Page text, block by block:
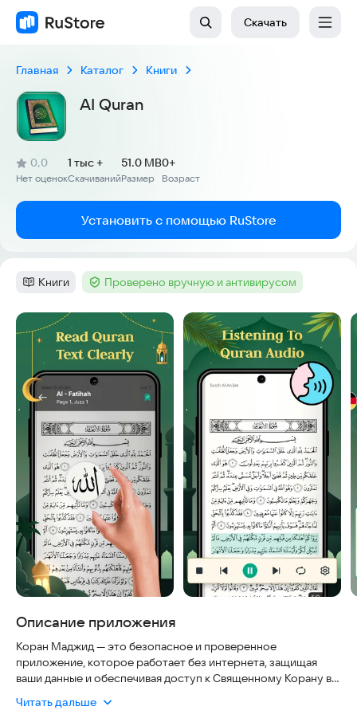
Скачать
Главная Каталог Книги
AI Quran
Рейтинг:
0,0
(
Нет оценок
)
Скачиваний
1 тыс +
Размер
51.0 MB
Возраст
0+
Установить с помощью RuStore
Категория
Книги Тег :Проверено вручную и антивирусом
Скриншоты
Описание приложения
Коран Маджид — это безопасное и проверенное
приложение, которое работает без интернета, защищая
ваши данные и обеспечивая доступ к Священному Корану в
мусульман, желающих читать и слушать Писание в любое
Читать дальше